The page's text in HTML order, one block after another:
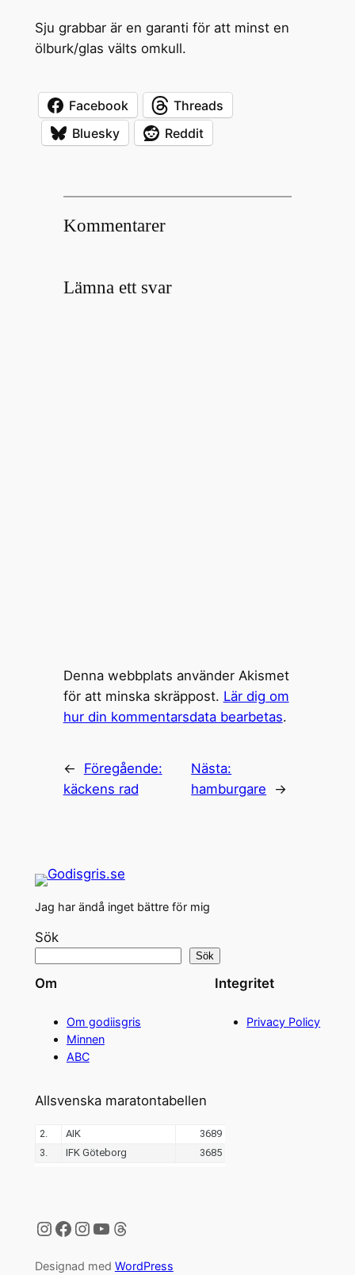
Sju grabbar är en garanti för att minst en
ölburk/glas välts omkull.
Facebook
Threads
Bluesky
Reddit
Kommentarer
Lämna ett svar
Denna webbplats använder Akismet
för att minska skräppost. Lär dig om
hur din kommentarsdata bearbetas.
←
Föregående:
käckens rad
Nästa:
hamburgare
→
Jag har ändå inget bättre för mig
Sök
Sök
Om
Om godiisgris
Minnen
ABC
Integritet
Privacy Policy
Allsvenska maratontabellen
Instagram
Facebook
Instagram
YouTube
Threads
Designad med WordPress